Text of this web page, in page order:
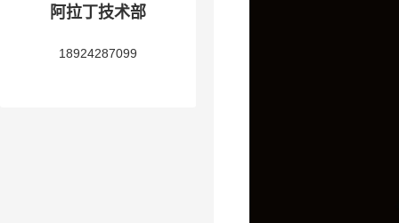
阿拉丁技术部
18924287099